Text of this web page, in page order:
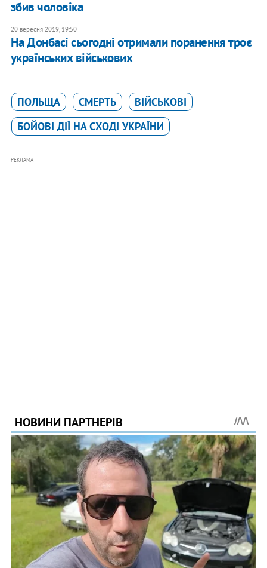
збив чоловіка
20 вересня 2019, 19:50
На Донбасі сьогодні отримали поранення троє
українських військових
ПОЛЬЩА СМЕРТЬ
ВІЙСЬКОВІ
БОЙОВІ ДІЇ НА СХОДІ УКРАЇНИ
РЕКЛАМА